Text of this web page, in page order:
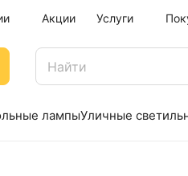
Акции Услуги
лампыУличные